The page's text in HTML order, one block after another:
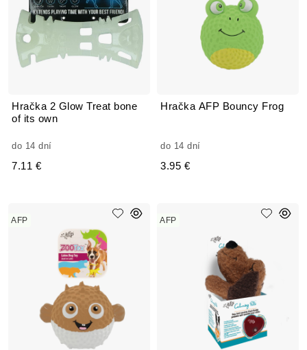
Hračka 2 Glow Treat bone
of its own
do 14 dní
7.11 €
Hračka AFP Bouncy Frog
do 14 dní
3.95 €
AFP AFP